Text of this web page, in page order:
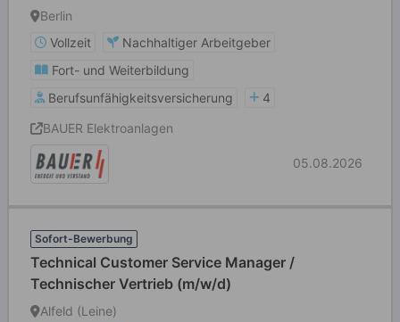
Berlin
Vollzeit
Nachhaltiger Arbeitgeber
Fort- und Weiterbildung
Berufsunfähigkeitsversicherung
4
BAUER Elektroanlagen
05.08.2026
Sofort-Bewerbung
Technical Customer Service Manager /
Technischer Vertrieb (m/w/d)
Alfeld (Leine)